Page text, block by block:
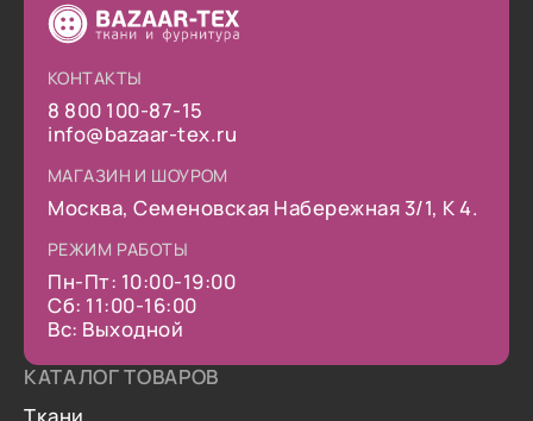
КОНТАКТЫ
8 800 100-87-15
info@bazaar-tex.ru
МАГАЗИН И ШОУРОМ
Москва, Семеновская Набережная 3/1, К 4.
РЕЖИМ РАБОТЫ
Пн-Пт: 10:00-19:00
Сб: 11:00-16:00
Вс: Выходной
КАТАЛОГ ТОВАРОВ